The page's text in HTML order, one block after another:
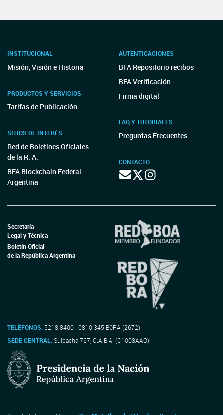
INSTITUCIONAL
Misión, Visión e Historia
PRODUCTOS Y SERVICIOS
Tarifas de Publicación
SITIOS DE INTERÉS
Red de Boletines Oficiales
de la R. A.
BFA Blockchain Federal
Argentina
AUTENTICACIONES
BFA Repositorio recibos
BFA Verificación
Firma digital
FAQ Y TUTORIALES
Preguntas Frecuentes
CONTACTO
Secretaría
Legal y Técnica
Boletín Oficial
de la República Argentina
TELÉFONOS: 5218-8400 - 0810-345-BORA (2672)
SEDE CENTRAL:Suipacha 767, C.A.B.A. (C1008AAO)